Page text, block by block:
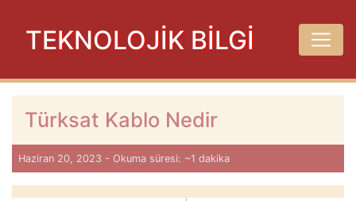
TEKNOLOJİK BİLGİ
Türksat Kablo Nedir
Haziran 20, 2023 - Okuma süresi: ~1 dakika